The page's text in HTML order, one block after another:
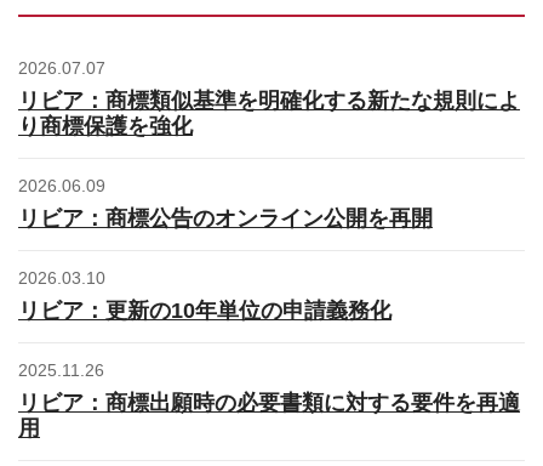
2026.07.07
リビア：商標類似基準を明確化する新たな規則によ
り商標保護を強化
2026.06.09
リビア：商標公告のオンライン公開を再開
2026.03.10
リビア：更新の10年単位の申請義務化
2025.11.26
リビア：商標出願時の必要書類に対する要件を再適
用